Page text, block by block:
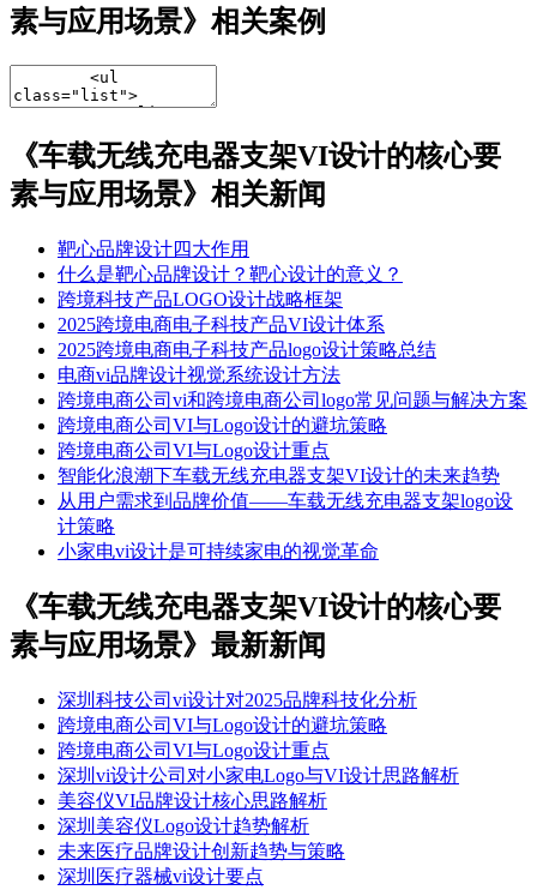
素与应用场景​》相关案例
《车载无线充电器支架VI设计的核心要
素与应用场景​》相关新闻
靶心品牌设计四大作用
什么是靶心品牌设计？靶心设计的意义？
跨境科技产品LOGO设计战略框架​
​​2025跨境电商电子科技产品VI设计体系​
2025跨境电商电子科技产品logo设计策略总结
电商vi品牌设计视觉系统设计方法
跨境电商公司vi和跨境电商公司logo常见问题与解决方案
跨境电商公司VI与Logo设计的避坑策略
跨境电商公司VI与Logo设计重点
智能化浪潮下车载无线充电器支架VI设计的未来趋势​
从用户需求到品牌价值——车载无线充电器支架logo设
计策略​
小家电vi设计是可持续家电的视觉革命
《车载无线充电器支架VI设计的核心要
素与应用场景​》最新新闻
深圳科技公司vi设计对2025品牌科技化分析
跨境电商公司VI与Logo设计的避坑策略
跨境电商公司VI与Logo设计重点
​​深圳vi设计公司对小家电Logo与VI设计思路解析​
​美容仪VI品牌设计核心思路解析​​
深圳美容仪Logo设计趋势解析​
未来医疗品牌设计创新趋势与策略​
深圳医疗器械vi设计要点